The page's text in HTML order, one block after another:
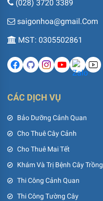
(028) 3720 3389
saigonhoa@gmail.Com
MST: 0305502861
CÁC DỊCH VỤ
Bảo Dưỡng Cảnh Quan
Cho Thuê Cây Cảnh
Cho Thuê Mai Tết
Khám Và Trị Bệnh Cây Trồng
Thi Công Cảnh Quan
Thi Công Tường Cây